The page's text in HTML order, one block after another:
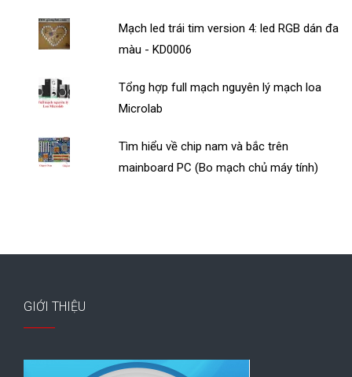
Mạch led trái tim version 4: led RGB dán đa
màu - KD0006
Tổng hợp full mạch nguyên lý mạch loa
Microlab
Tìm hiểu về chip nam và bắc trên
mainboard PC (Bo mạch chủ máy tính)
GIỚI THIỆU